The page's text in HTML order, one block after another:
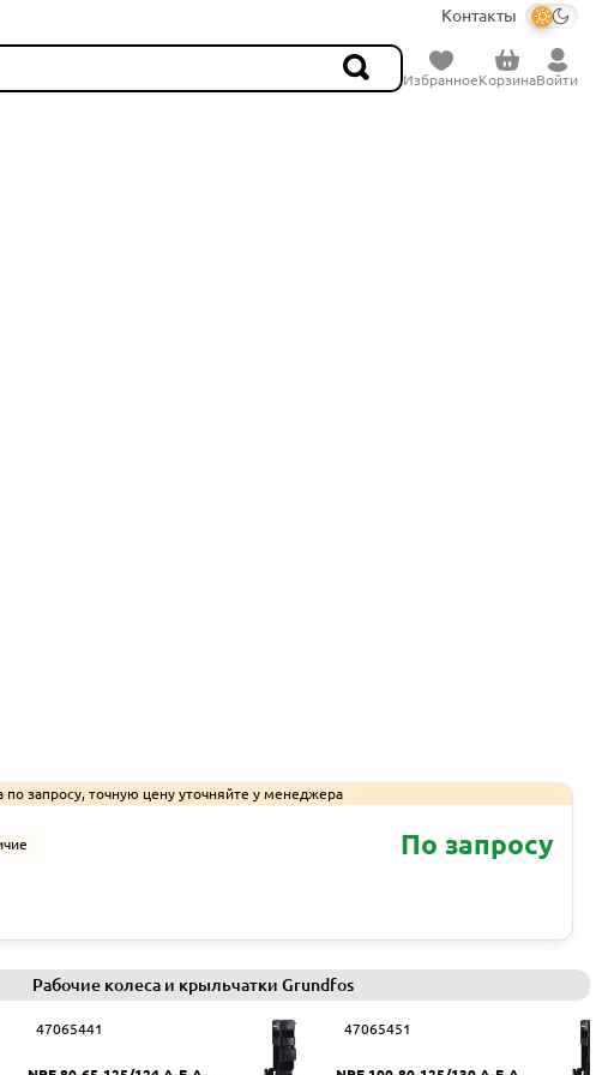
Контакты
ИзбранноеКорзинаВойти
запросу, точную цену уточняйте у менеджера
По запросу
Рабочие колеса и крыльчатки Grundfos
47065441 47065451